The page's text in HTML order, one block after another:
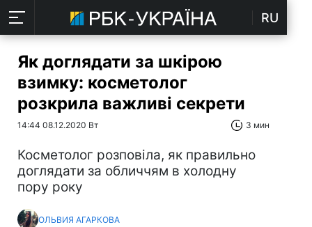
RU
Як доглядати за шкірою
взимку: косметолог
розкрила важливі секрети
14:44 08.12.2020 Вт 3 мин
Косметолог розповіла, як правильно
доглядати за обличчям в холодну
пору року
ОЛЬВИЯ АГАРКОВА